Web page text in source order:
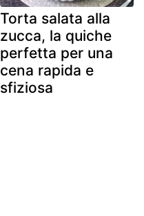
Torta salata alla
zucca, la quiche
perfetta per una
cena rapida e
sfiziosa